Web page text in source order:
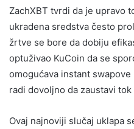
ZachXBT tvrdi da je upravo
ukradena sredstva često
žrtve se bore da dobiju
optuživao KuCoin da se
omogućava instant
radi dovoljno da zaustavi
Ovaj najnoviji slučaj uklapa